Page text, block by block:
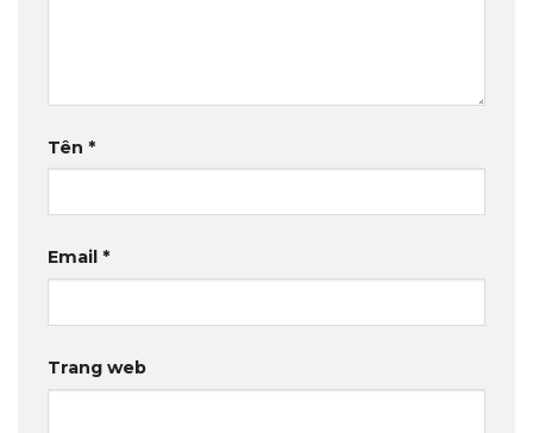
Tên *
Email *
Trang web